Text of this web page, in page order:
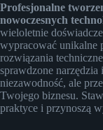
Profesjonalne
nowoczesnych
wieloletnie
wypracować unikalne
rozwiązania
sprawdzone
niezawodność, ale
Twojego biznesu.
praktyce i przynoszą